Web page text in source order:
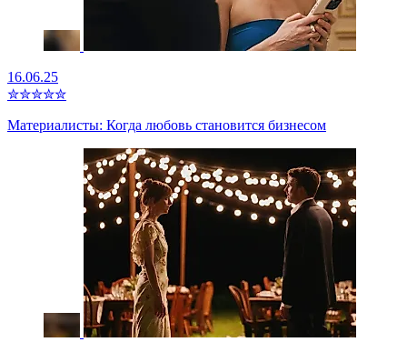
16.06.25
✮✮✮✮✮
Материалисты: Когда любовь становится бизнесом